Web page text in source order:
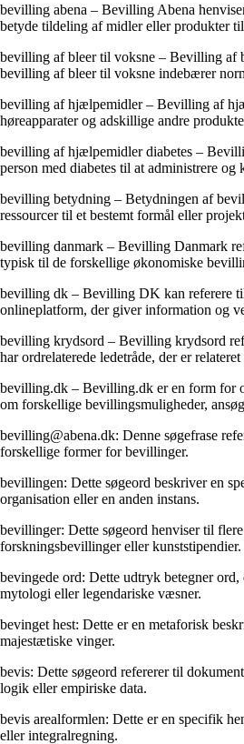
bevilling abena – Bevilling Abena
betyde tildeling af midler eller produkter
bevilling af bleer til voksne – Bevilling af
bevilling af bleer til voksne indebærer
bevilling af hjælpemidler – Bevilling af
høreapparater og adskillige andre
bevilling af hjælpemidler diabetes –
person med diabetes til at administrere
bevilling betydning – Betydningen af
ressourcer til et bestemt formål eller
bevilling danmark – Bevilling Danmark
typisk til de forskellige økonomiske
bevilling dk – Bevilling DK kan referere til
onlineplatform, der giver information og
bevilling krydsord – Bevilling krydsord
har ordrelaterede ledetråde, der er
bevilling.dk – Bevilling.dk er en form for
om forskellige bevillingsmuligheder,
bevilling@abena.dk: Denne søgefrase
forskellige former for bevillinger.
bevillingen: Dette søgeord beskriver en
organisation eller en anden instans.
bevillinger: Dette søgeord henviser til
forskningsbevillinger eller kunststipendier.
bevingede ord: Dette udtryk betegner
mytologi eller legendariske væsner.
bevinget hest: Dette er en metaforisk
majestætiske vinger.
bevis: Dette søgeord refererer til
logik eller empiriske data.
bevis arealformlen: Dette er en specifik
eller integralregning.